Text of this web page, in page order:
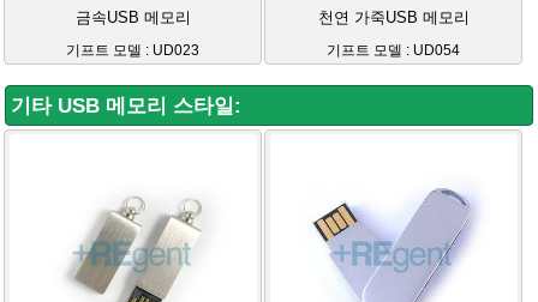
금속USB 메모리
기프트 모델 : UD023
천연 가죽USB 메모리
기프트 모델 : UD054
기타 USB 메모리 스타일: